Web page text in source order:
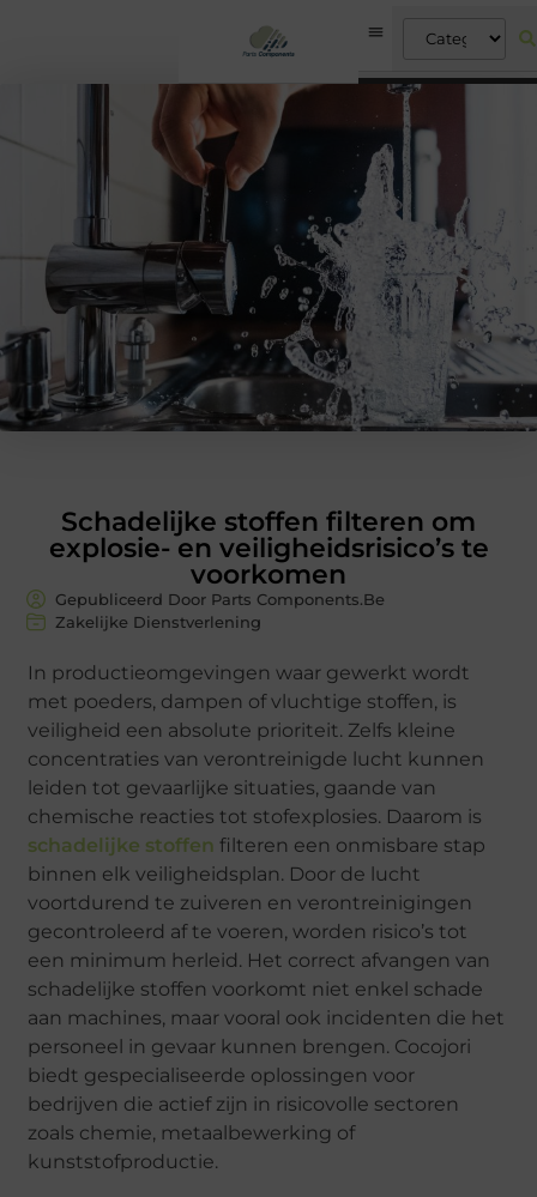
Schadelijke stoffen filteren om
explosie- en veiligheidsrisico’s te
voorkomen
Gepubliceerd Door Parts Components.Be
Zakelijke Dienstverlening
In productieomgevingen waar gewerkt wordt
met poeders, dampen of vluchtige stoffen, is
veiligheid een absolute prioriteit. Zelfs kleine
concentraties van verontreinigde lucht kunnen
leiden tot gevaarlijke situaties, gaande van
chemische reacties tot stofexplosies. Daarom is
schadelijke stoffen filteren een onmisbare stap
binnen elk veiligheidsplan. Door de lucht
voortdurend te zuiveren en verontreinigingen
gecontroleerd af te voeren, worden risico’s tot
een minimum herleid. Het correct afvangen van
schadelijke stoffen voorkomt niet enkel schade
aan machines, maar vooral ook incidenten die het
personeel in gevaar kunnen brengen. Cocojori
biedt gespecialiseerde oplossingen voor
bedrijven die actief zijn in risicovolle sectoren
zoals chemie, metaalbewerking of
kunststofproductie.